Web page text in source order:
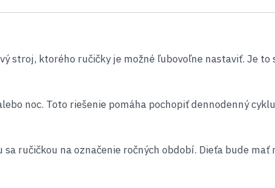
stroj, ktorého ručičky je možné ľubovoľne nastaviť. Je to
noc. Toto riešenie pomáha pochopiť dennodenný
ručičkou na označenie ročných období. Dieťa bude mať